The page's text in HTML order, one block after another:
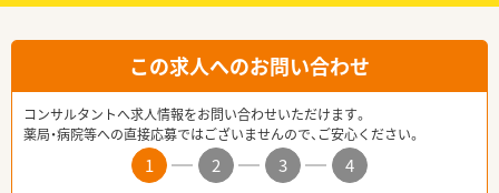
この求人へのお問い合わせ
コンサルタントへ求人情報をお問い合わせいただけます。
薬局・病院等への直接応募ではございませんので、ご安心ください。
1 2 3
4